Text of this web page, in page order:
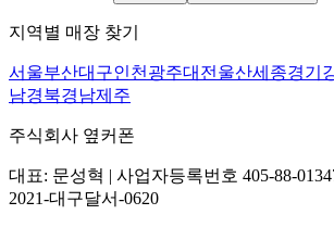
지역별 매장 찾기
서울부산대구인천 광주대전 울산세종경기
남경북경남제주
주식회사 옆커폰
대표: 문성혁 | 사업자등록번호 405-88-
2021-대구달서-0620